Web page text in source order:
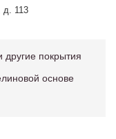
д. 113
другие покрытия
основе